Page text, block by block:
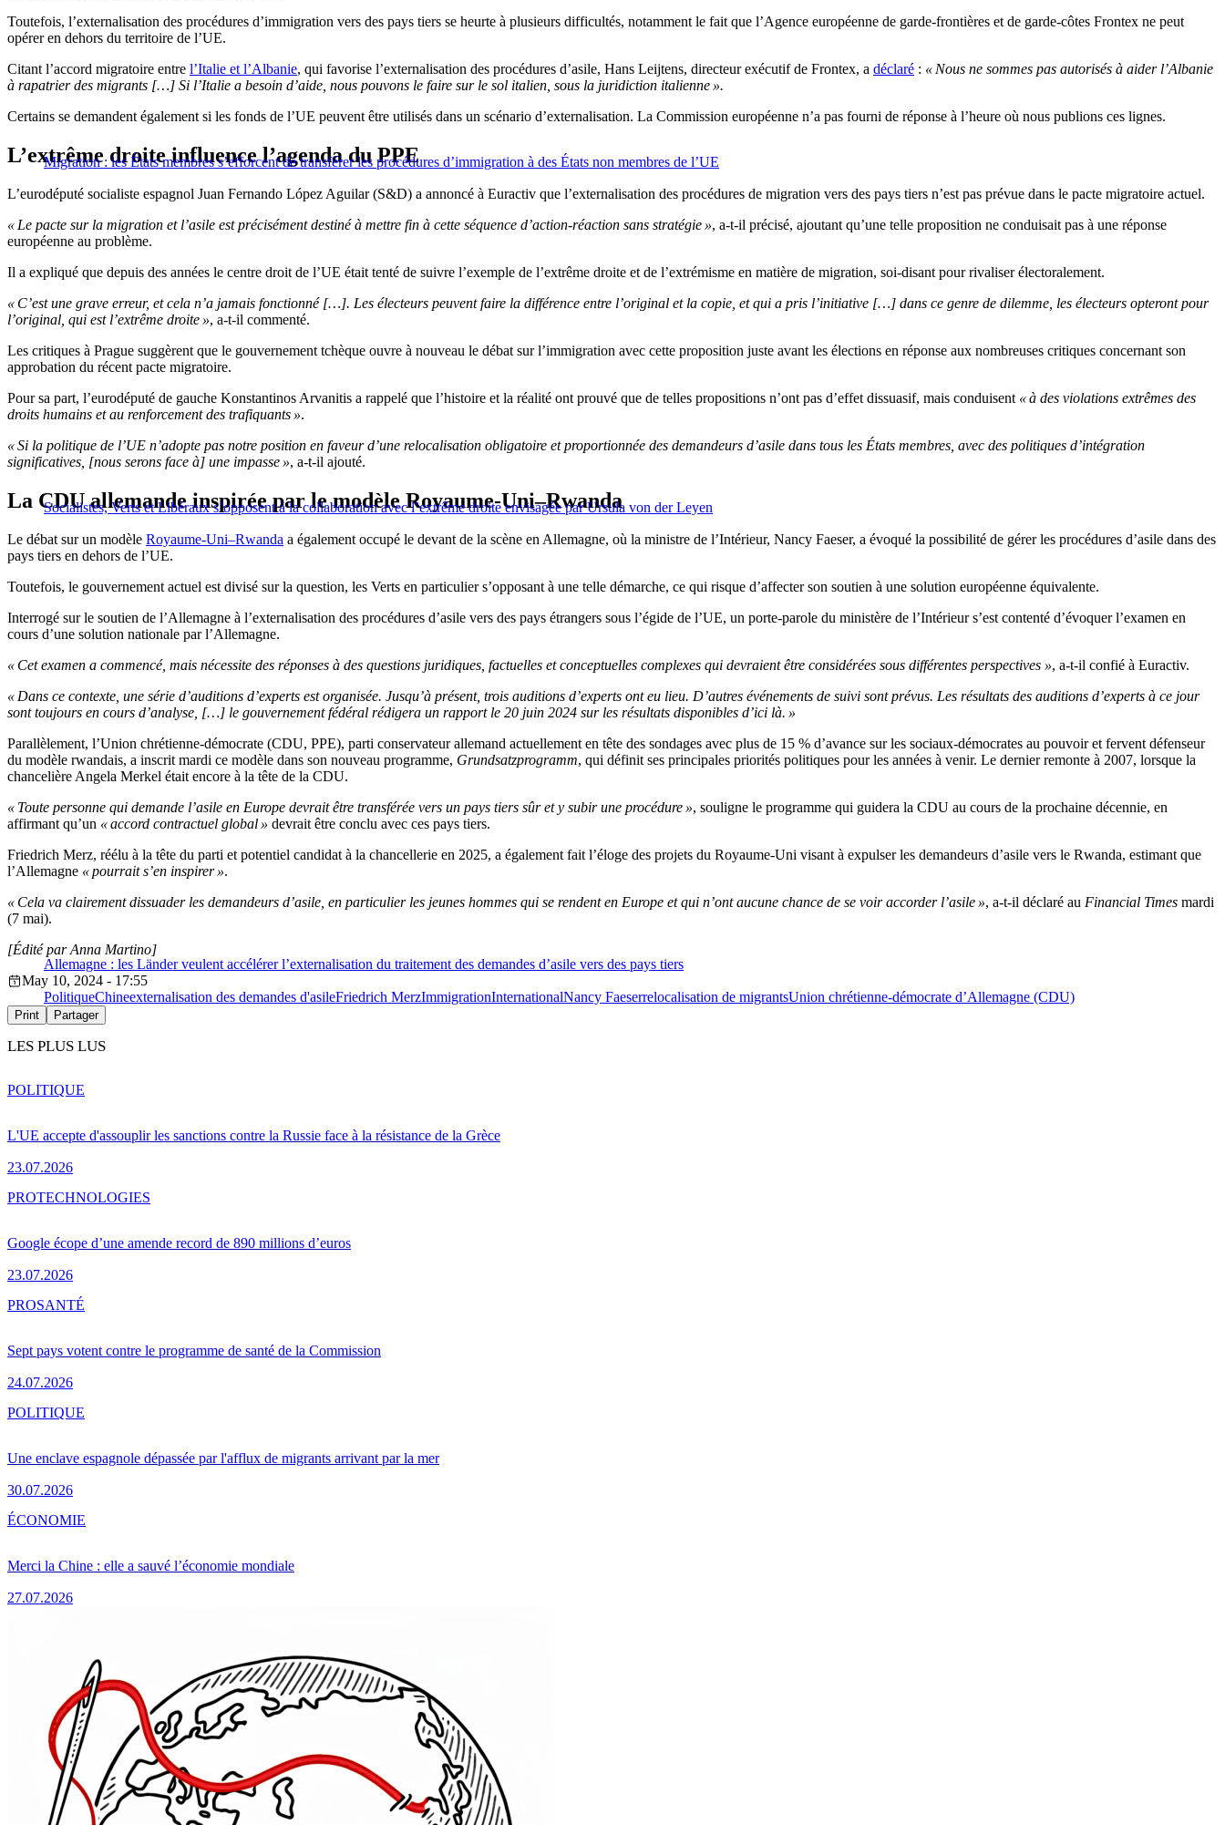
Toutefois, l’externalisation des procédures d’immigration vers des pays tiers se heurte à plusieurs difficultés, notamment le fait que l’Agence européenne de garde-frontières et de garde-côtes Frontex ne peut
opérer en dehors du territoire de l’UE.
Citant l’accord migratoire entre l’Italie et l’Albanie, qui favorise l’externalisation des procédures d’asile, Hans Leijtens, directeur exécutif de Frontex, a déclaré : « Nous ne sommes pas autorisés à aider l’Albanie
à rapatrier des migrants […] Si l’Italie a besoin d’aide, nous pouvons le faire sur le sol italien, sous la juridiction italienne ».
Certains se demandent également si les fonds de l’UE peuvent être utilisés dans un scénario d’externalisation. La Commission européenne n’a pas fourni de réponse à l’heure où nous publions ces lignes.
Migration : les États membres s’efforcent de transférer les procédures d’immigration à des États non membres de l’UE
L’extrême droite influence l’agenda du PPE
L’eurodéputé socialiste espagnol Juan Fernando López Aguilar (S&D) a annoncé à Euractiv que l’externalisation des procédures de migration vers des pays tiers n’est pas prévue dans le pacte migratoire actuel.
« Le pacte sur la migration et l’asile est précisément destiné à mettre fin à cette séquence d’action-réaction sans stratégie », a-t-il précisé, ajoutant qu’une telle proposition ne conduisait pas à une réponse
européenne au problème.
Il a expliqué que depuis des années le centre droit de l’UE était tenté de suivre l’exemple de l’extrême droite et de l’extrémisme en matière de migration, soi-disant pour rivaliser électoralement.
« C’est une grave erreur, et cela n’a jamais fonctionné […]. Les électeurs peuvent faire la différence entre l’original et la copie, et qui a pris l’initiative […] dans ce genre de dilemme, les électeurs opteront pour
l’original, qui est l’extrême droite », a-t-il commenté.
Les critiques à Prague suggèrent que le gouvernement tchèque ouvre à nouveau le débat sur l’immigration avec cette proposition juste avant les élections en réponse aux nombreuses critiques concernant son
approbation du récent pacte migratoire.
Pour sa part, l’eurodéputé de gauche Konstantinos Arvanitis a rappelé que l’histoire et la réalité ont prouvé que de telles propositions n’ont pas d’effet dissuasif, mais conduisent « à des violations extrêmes des
droits humains et au renforcement des trafiquants ».
« Si la politique de l’UE n’adopte pas notre position en faveur d’une relocalisation obligatoire et proportionnée des demandeurs d’asile dans tous les États membres, avec des politiques d’intégration
significatives, [nous serons face à] une impasse », a-t-il ajouté.
Socialistes, Verts et Libéraux s’opposent à la collaboration avec l’extrême droite envisagée par Ursula von der Leyen
La CDU allemande inspirée par le modèle Royaume-Uni–Rwanda
Le débat sur un modèle Royaume-Uni–Rwanda a également occupé le devant de la scène en Allemagne, où la ministre de l’Intérieur, Nancy Faeser, a évoqué la possibilité de gérer les procédures d’asile dans des
pays tiers en dehors de l’UE.
Toutefois, le gouvernement actuel est divisé sur la question, les Verts en particulier s’opposant à une telle démarche, ce qui risque d’affecter son soutien à une solution européenne équivalente.
Interrogé sur le soutien de l’Allemagne à l’externalisation des procédures d’asile vers des pays étrangers sous l’égide de l’UE, un porte-parole du ministère de l’Intérieur s’est contenté d’évoquer l’examen en
cours d’une solution nationale par l’Allemagne.
« Cet examen a commencé, mais nécessite des réponses à des questions juridiques, factuelles et conceptuelles complexes qui devraient être considérées sous différentes perspectives », a-t-il confié à Euractiv.
« Dans ce contexte, une série d’auditions d’experts est organisée. Jusqu’à présent, trois auditions d’experts ont eu lieu. D’autres événements de suivi sont prévus. Les résultats des auditions d’experts à ce jour
sont toujours en cours d’analyse, […] le gouvernement fédéral rédigera un rapport le 20 juin 2024 sur les résultats disponibles d’ici là. »
Parallèlement, l’Union chrétienne-démocrate (CDU, PPE), parti conservateur allemand actuellement en tête des sondages avec plus de 15 % d’avance sur les sociaux-démocrates au pouvoir et fervent défenseur
du modèle rwandais, a inscrit mardi ce modèle dans son nouveau programme, Grundsatzprogramm, qui définit ses principales priorités politiques pour les années à venir. Le dernier remonte à 2007, lorsque la
chancelière Angela Merkel était encore à la tête de la CDU.
« Toute personne qui demande l’asile en Europe devrait être transférée vers un pays tiers sûr et y subir une procédure », souligne le programme qui guidera la CDU au cours de la prochaine décennie, en
affirmant qu’un « accord contractuel global » devrait être conclu avec ces pays tiers.
Friedrich Merz, réélu à la tête du parti et potentiel candidat à la chancellerie en 2025, a également fait l’éloge des projets du Royaume-Uni visant à expulser les demandeurs d’asile vers le Rwanda, estimant que
l’Allemagne « pourrait s’en inspirer ».
« Cela va clairement dissuader les demandeurs d’asile, en particulier les jeunes hommes qui se rendent en Europe et qui n’ont aucune chance de se voir accorder l’asile », a-t-il déclaré au Financial Times mardi
(7 mai).
Allemagne : les Länder veulent accélérer l’externalisation du traitement des demandes d’asile vers des pays tiers
[Édité par Anna Martino]
May 10, 2024 - 17:55
PolitiqueChineexternalisation des demandes d'asileFriedrich MerzImmigrationInternationalNancy Faeserrelocalisation de migrantsUnion chrétienne-démocrate d’Allemagne (CDU)
Print Partager
LES PLUS LUS
L'UE accepte d'assouplir les sanctions contre la Russie face à la résistance de la Grèce
23.07.2026
POLITIQUE
Google écope d’une amende record de 890 millions d’euros
23.07.2026
PROTECHNOLOGIES
Sept pays votent contre le programme de santé de la Commission
24.07.2026
PROSANTÉ
Une enclave espagnole dépassée par l'afflux de migrants arrivant par la mer
30.07.2026
POLITIQUE
Merci la Chine : elle a sauvé l’économie mondiale
27.07.2026
ÉCONOMIE